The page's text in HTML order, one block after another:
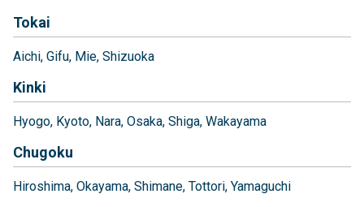
Tokai
Aichi Gifu Mie Shizuoka
Kinki
Hyogo Kyoto Nara Osaka Shiga Wakayama
Chugoku
Hiroshima Okayama Shimane Tottori Yamaguchi